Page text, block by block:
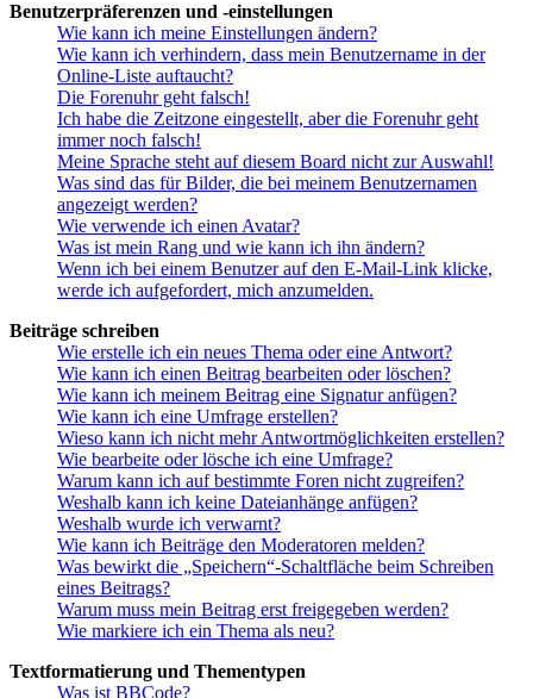
Benutzerpräferenzen und -einstellungen
Wie kann ich meine Einstellungen ändern?
Wie kann ich verhindern, dass mein Benutzername in der
Online-Liste auftaucht?
Die Forenuhr geht falsch!
Ich habe die Zeitzone eingestellt, aber die Forenuhr geht
immer noch falsch!
Meine Sprache steht auf diesem Board nicht zur Auswahl!
Was sind das für Bilder, die bei meinem Benutzernamen
angezeigt werden?
Wie verwende ich einen Avatar?
Was ist mein Rang und wie kann ich ihn ändern?
Wenn ich bei einem Benutzer auf den E-Mail-Link klicke,
werde ich aufgefordert, mich anzumelden.
Beiträge schreiben
Wie erstelle ich ein neues Thema oder eine Antwort?
Wie kann ich einen Beitrag bearbeiten oder löschen?
Wie kann ich meinem Beitrag eine Signatur anfügen?
Wie kann ich eine Umfrage erstellen?
Wieso kann ich nicht mehr Antwortmöglichkeiten erstellen?
Wie bearbeite oder lösche ich eine Umfrage?
Warum kann ich auf bestimmte Foren nicht zugreifen?
Weshalb kann ich keine Dateianhänge anfügen?
Weshalb wurde ich verwarnt?
Wie kann ich Beiträge den Moderatoren melden?
Was bewirkt die „Speichern“-Schaltfläche beim Schreiben
eines Beitrags?
Warum muss mein Beitrag erst freigegeben werden?
Wie markiere ich ein Thema als neu?
Textformatierung und Thementypen
Was ist BBCode?